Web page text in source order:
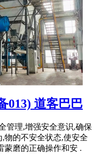
013) 道客巴巴
管理,增强安全意识,确保
物的不安全状态,使安全
蒙磨的正确操作和安 .